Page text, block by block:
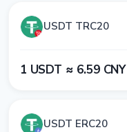
USDT TRC20
1​ USDT ≈ 6​.5​9​ CNY
USDT ERC20